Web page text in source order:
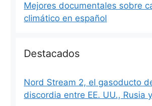
Mejores documentales sobre
climático en español
Destacados
Nord Stream 2, el gasoducto
discordia entre EE. UU., Rusia